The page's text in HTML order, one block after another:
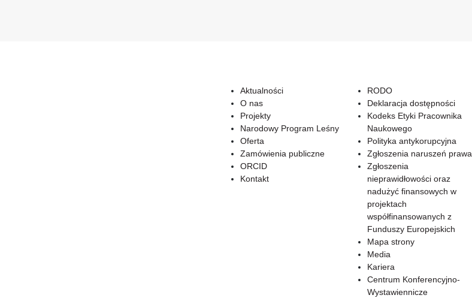
Aktualności
O nas
Projekty
Narodowy Program Leśny
Oferta
Zamówienia publiczne
ORCID
Kontakt
RODO
Deklaracja dostępności
Kodeks Etyki Pracownika
Naukowego
Polityka antykorupcyjna
Zgłoszenia naruszeń prawa
Zgłoszenia
nieprawidłowości oraz
nadużyć finansowych w
projektach
współfinansowanych z
Funduszy Europejskich
Mapa strony
Media
Kariera
Centrum Konferencyjno-
Wystawiennicze